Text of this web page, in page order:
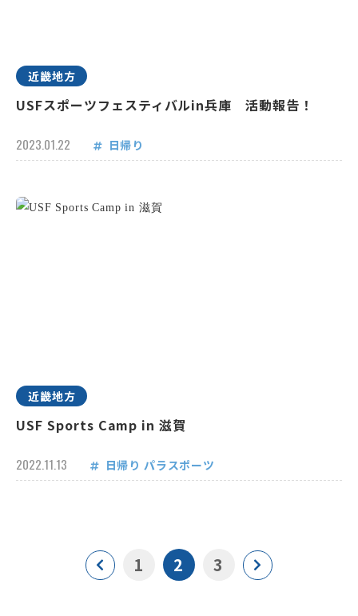
近畿地方
USFスポーツフェスティバルin兵庫 活動報告！
2023.01.22 日帰り
近畿地方
USF Sports Camp in 滋賀
2022.11.13 日帰り パラスポーツ
1 2 3